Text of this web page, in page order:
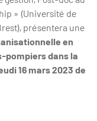
» (Université de
présentera une
en
pompiers dans la
16 mars 2023 de